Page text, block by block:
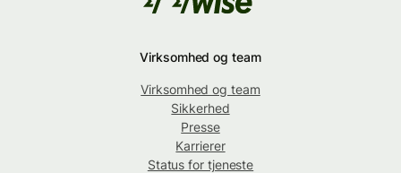
Virksomhed og team
Virksomhed og team
Sikkerhed
Presse
Karrierer
Status for tjeneste